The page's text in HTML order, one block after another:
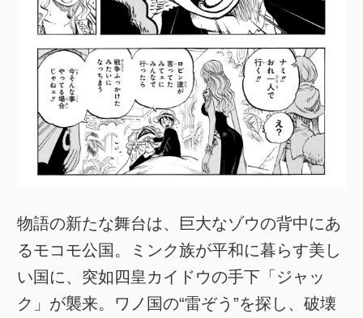
物語の新たな舞台は、巨大なゾウの背中にあ
るモコモ公国。ミンク族が平和に暮らす美し
い国に、突如四皇カイドウの手下「ジャッ
ク」が襲来。ワノ国の“雷ぞう”を探し、破壊